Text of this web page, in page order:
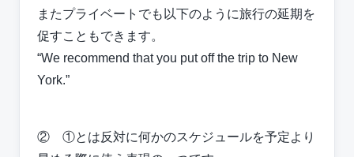
またプライベートでも以下のように旅行の延期を
促すこともできます。
“We recommend that you put off the trip to New
York.”
② ①とは反対に何かのスケジュールを予定より